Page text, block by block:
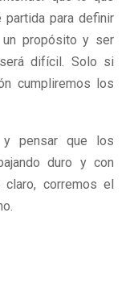
para definir
un propósito y ser
difícil. Solo si
cumpliremos los
y pensar que los
duro y con
corremos el